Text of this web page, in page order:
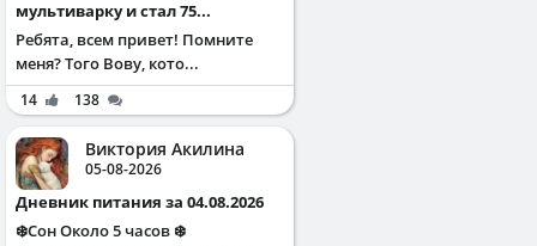
мультиварку и стал 75...
Ребята, всем привет! Помните
меня? Того Вову, кото...
14 138
Виктория Акилина
05-08-2026
Дневник питания за 04.08.2026
❄️Сон Около 5 часов ❄️